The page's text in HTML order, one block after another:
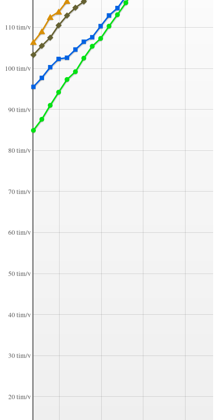
20 tim/v
30 tim/v
40 tim/v
50 tim/v
60 tim/v
70 tim/v
80 tim/v
90 tim/v
100 tim/v
110 tim/v